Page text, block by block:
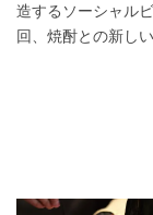
造するソーシャル
回、焼酎との新し